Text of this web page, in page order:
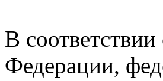
В
Федерации,